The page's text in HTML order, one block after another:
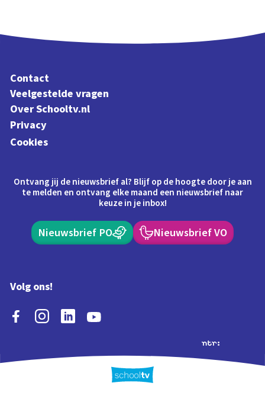
Contact
Veelgestelde vragen
Over Schooltv.nl
Privacy
Cookies
Ontvang jij de nieuwsbrief al? Blijf op de hoogte door je aan
te melden en ontvang elke maand een nieuwsbrief naar
keuze in je inbox!
Nieuwsbrief PO Nieuwsbrief VO
Volg ons!